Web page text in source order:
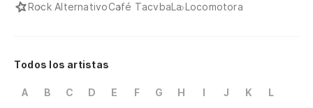
Rock AlternativoCafé TacvbaLa Locomotora
Todos los artistas
A B C D E F G H I J K
L